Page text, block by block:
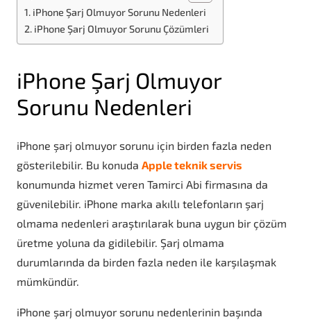
iPhone Şarj Olmuyor Sorunu Nedenleri
iPhone Şarj Olmuyor Sorunu Çözümleri
iPhone Şarj Olmuyor
Sorunu Nedenleri
iPhone şarj olmuyor sorunu için birden fazla neden
gösterilebilir. Bu konuda Apple teknik servis
konumunda hizmet veren Tamirci Abi firmasına da
güvenilebilir. iPhone marka akıllı telefonların şarj
olmama nedenleri araştırılarak buna uygun bir çözüm
üretme yoluna da gidilebilir. Şarj olmama
durumlarında da birden fazla neden ile karşılaşmak
mümkündür.
iPhone şarj olmuyor sorunu nedenlerinin başında